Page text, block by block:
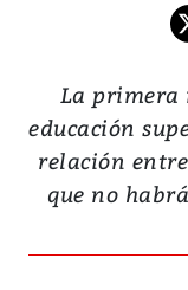
La primera
educación
relación
que no